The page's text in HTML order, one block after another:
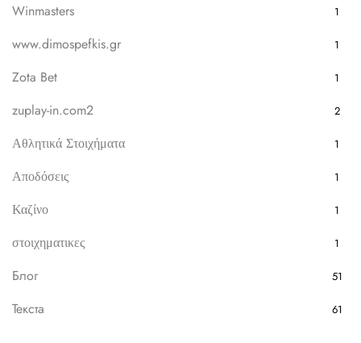
Winmasters 1
www.dimospefkis.gr 1
Zota Bet 1
zuplay-in.com2 2
Αθλητικά Στοιχήματα 1
Αποδόσεις 1
Καζίνο 1
στοιχηματικες 1
Блог 51
Текста 61